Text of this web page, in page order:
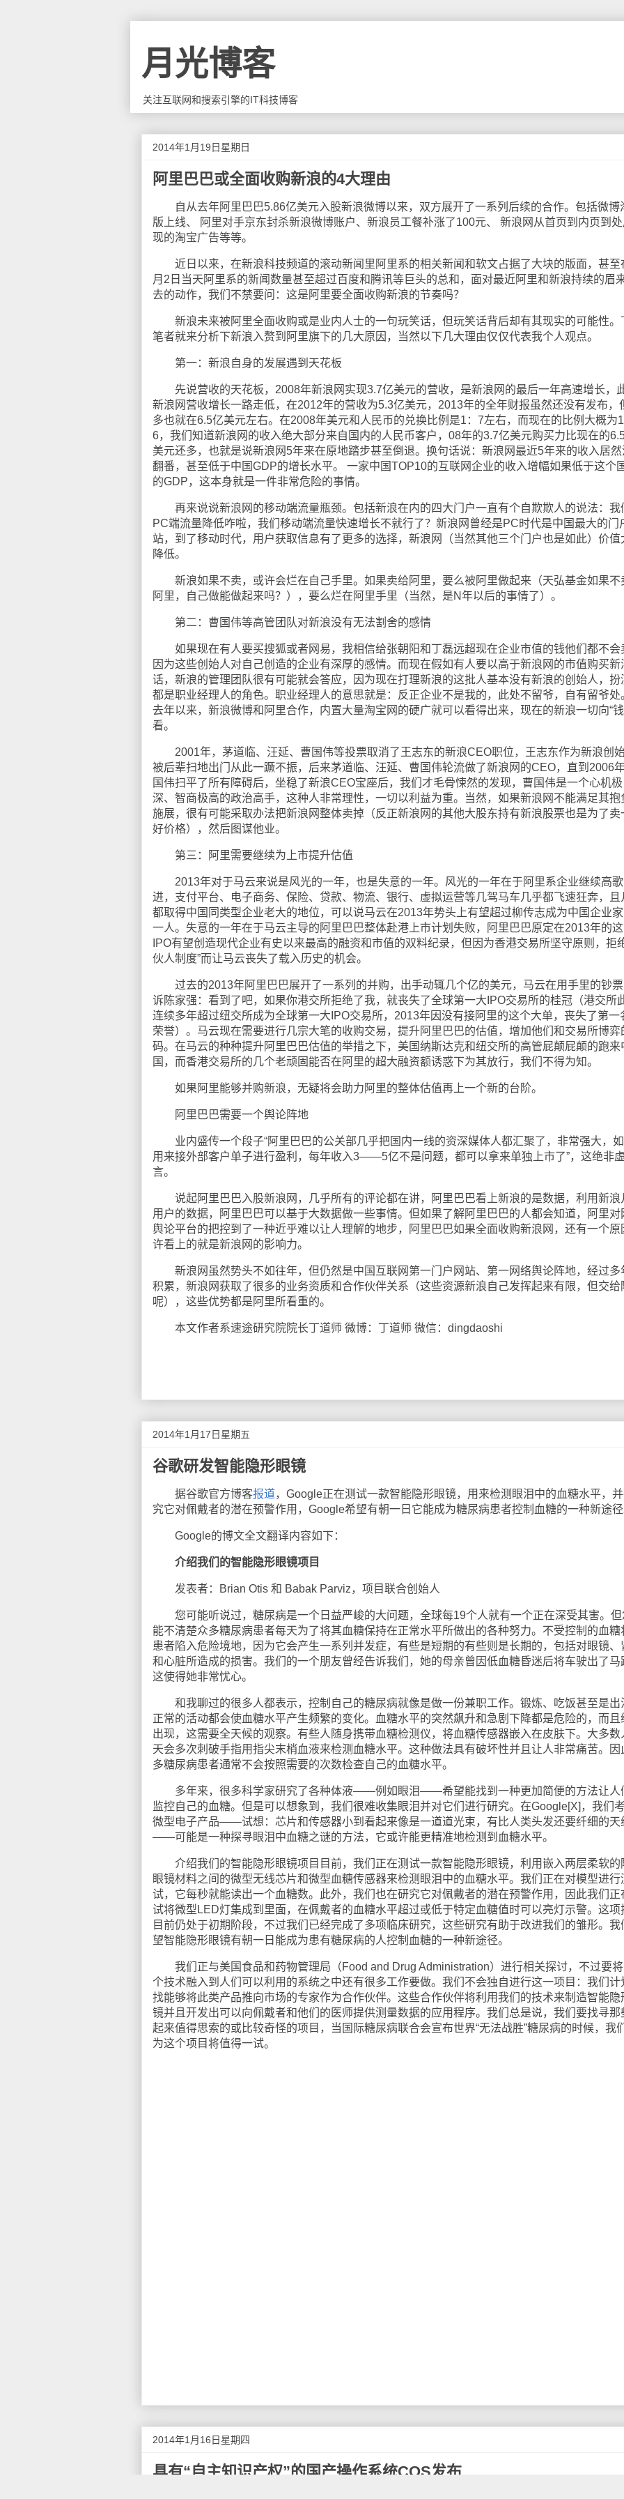
月光博客
关注互联网和搜索引擎的IT科技博客
2014年1月19日星期日
阿里巴巴或全面收购新浪的4大理由
自从去年阿里巴巴5.86亿美元入股新浪微博以来，双方展开了一系列后续的合作。包括微博
版上线、 阿里对手京东封杀新浪微博账户、新浪员工餐补涨了100元、 新浪网从首页到内页到
现的淘宝广告等等。
近日以来，在新浪科技频道的滚动新闻里阿里系的相关新闻和软文占据了大块的版面，甚至
月2日当天阿里系的新闻数量甚至超过百度和腾讯等巨头的总和，面对最近阿里和新浪持续的眉
去的动作，我们不禁要问：这是阿里要全面收购新浪的节奏吗？
新浪未来被阿里全面收购或是业内人士的一句玩笑话，但玩笑话背后却有其现实的可能性。
笔者就来分析下新浪入赘到阿里旗下的几大原因，当然以下几大理由仅仅代表我个人观点。
第一：新浪自身的发展遇到天花板
先说营收的天花板，2008年新浪网实现3.7亿美元的营收，是新浪网的最后一年高速增长，
新浪网营收增长一路走低，在2012年的营收为5.3亿美元，2013年的全年财报虽然还没有发布，
多也就在6.5亿美元左右。在2008年美元和人民币的兑换比例是1：7左右，而现在的比例大概为1
6，我们知道新浪网的收入绝大部分来自国内的人民币客户，08年的3.7亿美元购买力比现在的
美元还多，也就是说新浪网5年来在原地踏步甚至倒退。换句话说：新浪网最近5年来的收入居然
翻番，甚至低于中国GDP的增长水平。 一家中国TOP10的互联网企业的收入增幅如果低于这个
的GDP，这本身就是一件非常危险的事情。
再来说说新浪网的移动端流量瓶颈。包括新浪在内的四大门户一直有个自欺欺人的说法：我
PC端流量降低咋啦，我们移动端流量快速增长不就行了？新浪网曾经是PC时代是中国最大的门
站，到了移动时代，用户获取信息有了更多的选择，新浪网（当然其他三个门户也是如此）价值
降低。
新浪如果不卖，或许会烂在自己手里。如果卖给阿里，要么被阿里做起来（天弘基金如果不
阿里，自己做能做起来吗？），要么烂在阿里手里（当然，是N年以后的事情了）。
第二：曹国伟等高管团队对新浪没有无法割舍的感情
如果现在有人要买搜狐或者网易，我相信给张朝阳和丁磊远超现在企业市值的钱他们都不会
因为这些创始人对自己创造的企业有深厚的感情。而现在假如有人要以高于新浪网的市值购买新
话，新浪的管理团队很有可能就会答应，因为现在打理新浪的这批人基本没有新浪的创始人，扮
都是职业经理人的角色。职业经理人的意思就是：反正企业不是我的，此处不留爷，自有留爷处
去年以来，新浪微博和阿里合作，内置大量淘宝网的硬广就可以看得出来，现在的新浪一切向“钱
看。
2001年，茅道临、汪延、曹国伟等投票取消了王志东的新浪CEO职位，王志东作为新浪创
被后辈扫地出门从此一蹶不振，后来茅道临、汪延、曹国伟轮流做了新浪网的CEO，直到2006
国伟扫平了所有障碍后，坐稳了新浪CEO宝座后，我们才毛骨悚然的发现，曹国伟是一个心机极
深、智商极高的政治高手，这种人非常理性，一切以利益为重。当然，如果新浪网不能满足其抱
施展，很有可能采取办法把新浪网整体卖掉（反正新浪网的其他大股东持有新浪股票也是为了卖
好价格），然后图谋他业。
第三：阿里需要继续为上市提升估值
2013年对于马云来说是风光的一年，也是失意的一年。风光的一年在于阿里系企业继续高
进，支付平台、电子商务、保险、贷款、物流、银行、虚拟运营等几驾马车几乎都飞速狂奔，且
都取得中国同类型企业老大的地位，可以说马云在2013年势头上有望超过柳传志成为中国企业
一人。失意的一年在于马云主导的阿里巴巴整体赴港上市计划失败，阿里巴巴原定在2013年的
IPO有望创造现代企业有史以来最高的融资和市值的双料纪录，但因为香港交易所坚守原则，拒
伙人制度”而让马云丧失了载入历史的机会。
过去的2013年阿里巴巴展开了一系列的并购，出手动辄几个亿的美元，马云在用手里的钞
诉陈家强：看到了吧，如果你港交所拒绝了我，就丧失了全球第一大IPO交易所的桂冠（港交所
连续多年超过纽交所成为全球第一大IPO交易所，2013年因没有接阿里的这个大单，丧失了第一
荣誉）。马云现在需要进行几宗大笔的收购交易，提升阿里巴巴的估值，增加他们和交易所博弈
码。在马云的种种提升阿里巴巴估值的举措之下，美国纳斯达克和纽交所的高管屁颠屁颠的跑来
国，而香港交易所的几个老顽固能否在阿里的超大融资额诱惑下为其放行，我们不得为知。
如果阿里能够并购新浪，无疑将会助力阿里的整体估值再上一个新的台阶。
阿里巴巴需要一个舆论阵地
业内盛传一个段子“阿里巴巴的公关部几乎把国内一线的资深媒体人都汇聚了，非常强大，
用来接外部客户单子进行盈利，每年收入3——5亿不是问题，都可以拿来单独上市了”，这绝非虚
言。
说起阿里巴巴入股新浪网，几乎所有的评论都在讲，阿里巴巴看上新浪的是数据，利用新浪
用户的数据，阿里巴巴可以基于大数据做一些事情。但如果了解阿里巴巴的人都会知道，阿里对
舆论平台的把控到了一种近乎难以让人理解的地步，阿里巴巴如果全面收购新浪网，还有一个原
许看上的就是新浪网的影响力。
新浪网虽然势头不如往年，但仍然是中国互联网第一门户网站、第一网络舆论阵地，经过多
积累，新浪网获取了很多的业务资质和合作伙伴关系（这些资源新浪自己发挥起来有限，但交给
呢），这些优势都是阿里所看重的。
本文作者系速途研究院院长丁道师 微博：丁道师 微信：dingdaoshi
2014年1月17日星期五
谷歌研发智能隐形眼镜
据谷歌官方博客报道，Google正在测试一款智能隐形眼镜，用来检测眼泪中的血糖水平，
究它对佩戴者的潜在预警作用，Google希望有朝一日它能成为糖尿病患者控制血糖的一种新途径
Google的博文全文翻译内容如下：
介绍我们的智能隐形眼镜项目
发表者：Brian Otis 和 Babak Parviz，项目联合创始人
您可能听说过，糖尿病是一个日益严峻的大问题，全球每19个人就有一个正在深受其害。但
能不清楚众多糖尿病患者每天为了将其血糖保持在正常水平所做出的各种努力。不受控制的血糖
患者陷入危险境地，因为它会产生一系列并发症，有些是短期的有些则是长期的，包括对眼镜、
和心脏所造成的损害。我们的一个朋友曾经告诉我们，她的母亲曾因低血糖昏迷后将车驶出了马
这使得她非常忧心。
和我聊过的很多人都表示，控制自己的糖尿病就像是做一份兼职工作。锻炼、吃饭甚至是出
正常的活动都会使血糖水平产生频繁的变化。血糖水平的突然飙升和急剧下降都是危险的，而且
出现，这需要全天候的观察。有些人随身携带血糖检测仪，将血糖传感器嵌入在皮肤下。大多数
天会多次刺破手指用指尖末梢血液来检测血糖水平。这种做法具有破坏性并且让人非常痛苦。因
多糖尿病患者通常不会按照需要的次数检查自己的血糖水平。
多年来，很多科学家研究了各种体液——例如眼泪——希望能找到一种更加简便的方法让人
监控自己的血糖。但是可以想象到，我们很难收集眼泪并对它们进行研究。在Google[X]，我们
微型电子产品——试想：芯片和传感器小到看起来像是一道道光束，有比人类头发还要纤细的天
——可能是一种探寻眼泪中血糖之谜的方法，它或许能更精准地检测到血糖水平。
介绍我们的智能隐形眼镜项目目前，我们正在测试一款智能隐形眼镜，利用嵌入两层柔软的
眼镜材料之间的微型无线芯片和微型血糖传感器来检测眼泪中的血糖水平。我们正在对模型进行
试，它每秒就能读出一个血糖数。此外，我们也在研究它对佩戴者的潜在预警作用，因此我们正
试将微型LED灯集成到里面，在佩戴者的血糖水平超过或低于特定血糖值时可以亮灯示警。这项
目前仍处于初期阶段，不过我们已经完成了多项临床研究，这些研究有助于改进我们的雏形。我
望智能隐形眼镜有朝一日能成为患有糖尿病的人控制血糖的一种新途径。
我们正与美国食品和药物管理局（Food and Drug Administration）进行相关探讨，不过要
个技术融入到人们可以利用的系统之中还有很多工作要做。我们不会独自进行这一项目：我们计
找能够将此类产品推向市场的专家作为合作伙伴。这些合作伙伴将利用我们的技术来制造智能隐
镜并且开发出可以向佩戴者和他们的医师提供测量数据的应用程序。我们总是说，我们要找寻那
起来值得思索的或比较奇怪的项目，当国际糖尿病联合会宣布世界“无法战胜”糖尿病的时候，我
为这个项目将值得一试。
2014年1月16日星期四
具有“自主知识产权”的国产操作系统COS发布